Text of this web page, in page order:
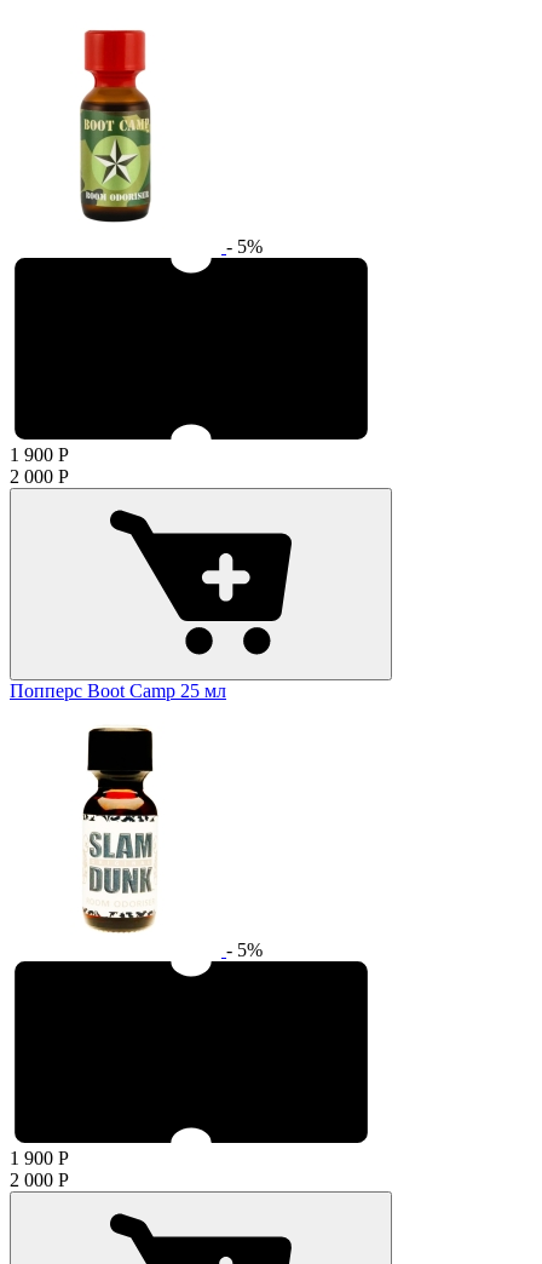
- 5%
1 900 Р
2 000 Р
Попперс Boot Camp 25 мл
- 5%
1 900 Р
2 000 Р